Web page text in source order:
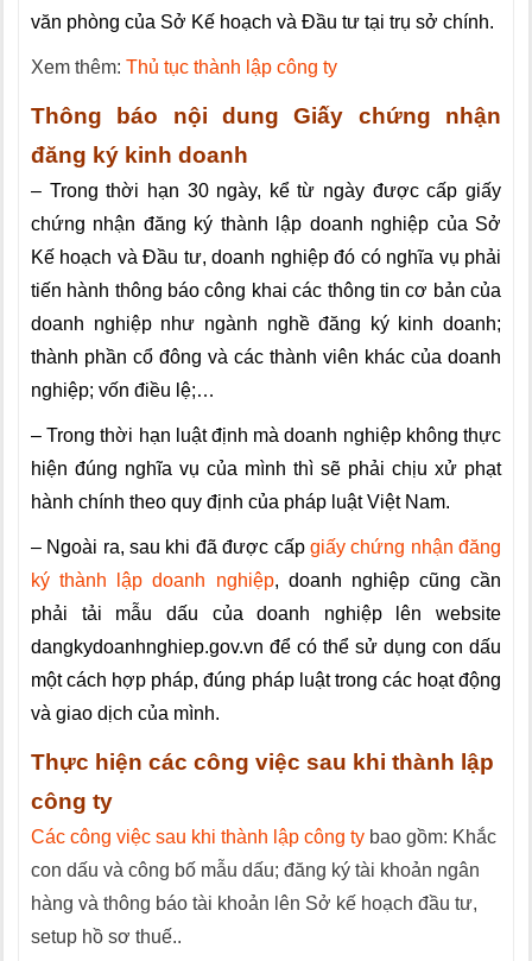
văn phòng của Sở Kế hoạch và Đầu tư tại trụ sở chính.
Xem thêm: Thủ tục thành lập công ty
Thông báo nội dung Giấy chứng nhận
đăng ký kinh doanh
– Trong thời hạn 30 ngày, kể từ ngày được cấp giấy
chứng nhận đăng ký thành lập doanh nghiệp của Sở
Kế hoạch và Đầu tư, doanh nghiệp đó có nghĩa vụ phải
tiến hành thông báo công khai các thông tin cơ bản của
doanh nghiệp như ngành nghề đăng ký kinh doanh;
thành phần cổ đông và các thành viên khác của doanh
nghiệp; vốn điều lệ;…
– Trong thời hạn luật định mà doanh nghiệp không thực
hiện đúng nghĩa vụ của mình thì sẽ phải chịu xử phạt
hành chính theo quy định của pháp luật Việt Nam.
– Ngoài ra, sau khi đã được cấp giấy chứng nhận đăng
ký thành lập doanh nghiệp, doanh nghiệp cũng cần
phải tải mẫu dấu của doanh nghiệp lên website
dangkydoanhnghiep.gov.vn để có thể sử dụng con dấu
một cách hợp pháp, đúng pháp luật trong các hoạt động
và giao dịch của mình.
Thực hiện các công việc sau khi thành lập
công ty
Các công việc sau khi thành lập công ty bao gồm: Khắc
con dấu và công bố mẫu dấu; đăng ký tài khoản ngân
hàng và thông báo tài khoản lên Sở kế hoạch đầu tư,
setup hồ sơ thuế..